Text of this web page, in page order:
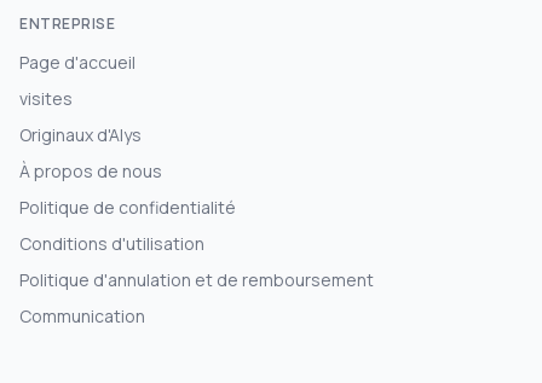
ENTREPRISE
Page d'accueil
visites
Originaux d'Alys
À propos de nous
Politique de confidentialité
Conditions d'utilisation
Politique d'annulation et de remboursement
Communication